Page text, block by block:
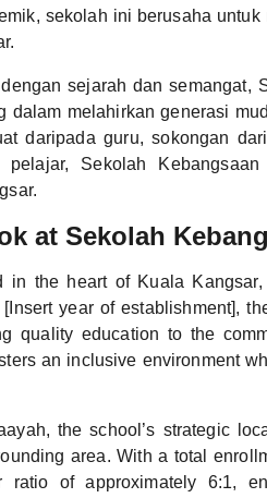
sekolah ini berusaha untuk
sejarah dan semangat,
dalam melahirkan generasi
daripada guru, sokongan
Sekolah
at Sekolah
in the heart of Kuala
year of establishment],
quality education to the
an inclusive environment
the school’s strategic
area. With a total
ratio of approximately 6:1,